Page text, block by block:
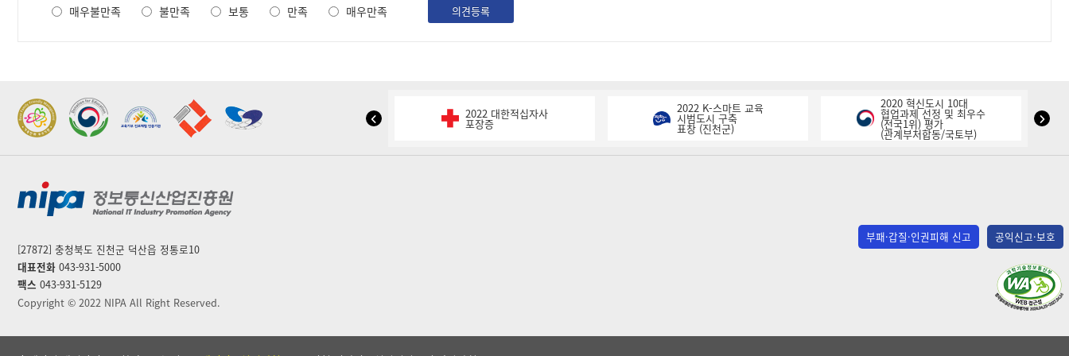
도 매우불만족 불만족 보통 만족 매우만족 의견등록
NIPA
창
2022 가족친화우수기관
표창
2022 지역문제해결
플랫폼 표창
2022 대한적십자사
포장증
2022 K-스마트 교육
시범도시 구축
표창 (진천군)
2020 혁신도시 10대
협업과제 선정 및 최우수
(전국1위) 평가
(관계부처합동/국토부)
NIPA
창
라
이
[27872] 충청북도 진천군 덕산읍 정통로10
대표전화 043-931-5000
팩스 043-931-5129
Copyright © 2022 NIPA All Right Reserved.
부패·갑질·인권피해 신고 공익신고·보호
(사)
한
국
애